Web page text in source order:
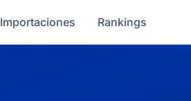
Importaciones Rankings